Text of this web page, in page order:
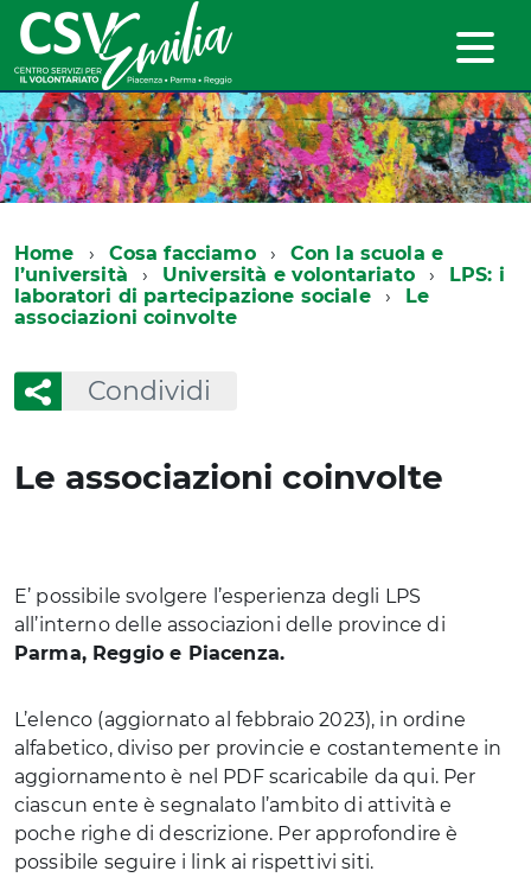
Home Cosa facciamo
Con la scuola e
l’università
Università e volontariato
LPS: i
laboratori di partecipazione sociale
Le
associazioni coinvolte
Le associazioni coinvolte
Condividi
E’ possibile svolgere l’esperienza degli LPS
all’interno delle associazioni delle province di
Parma, Reggio e Piacenza.
L’elenco (aggiornato al febbraio 2023), in ordine
alfabetico, diviso per provincie e costantemente in
aggiornamento è nel PDF scaricabile da qui. Per
ciascun ente è segnalato l’ambito di attività e
poche righe di descrizione. Per approfondire è
possibile seguire i link ai rispettivi siti.